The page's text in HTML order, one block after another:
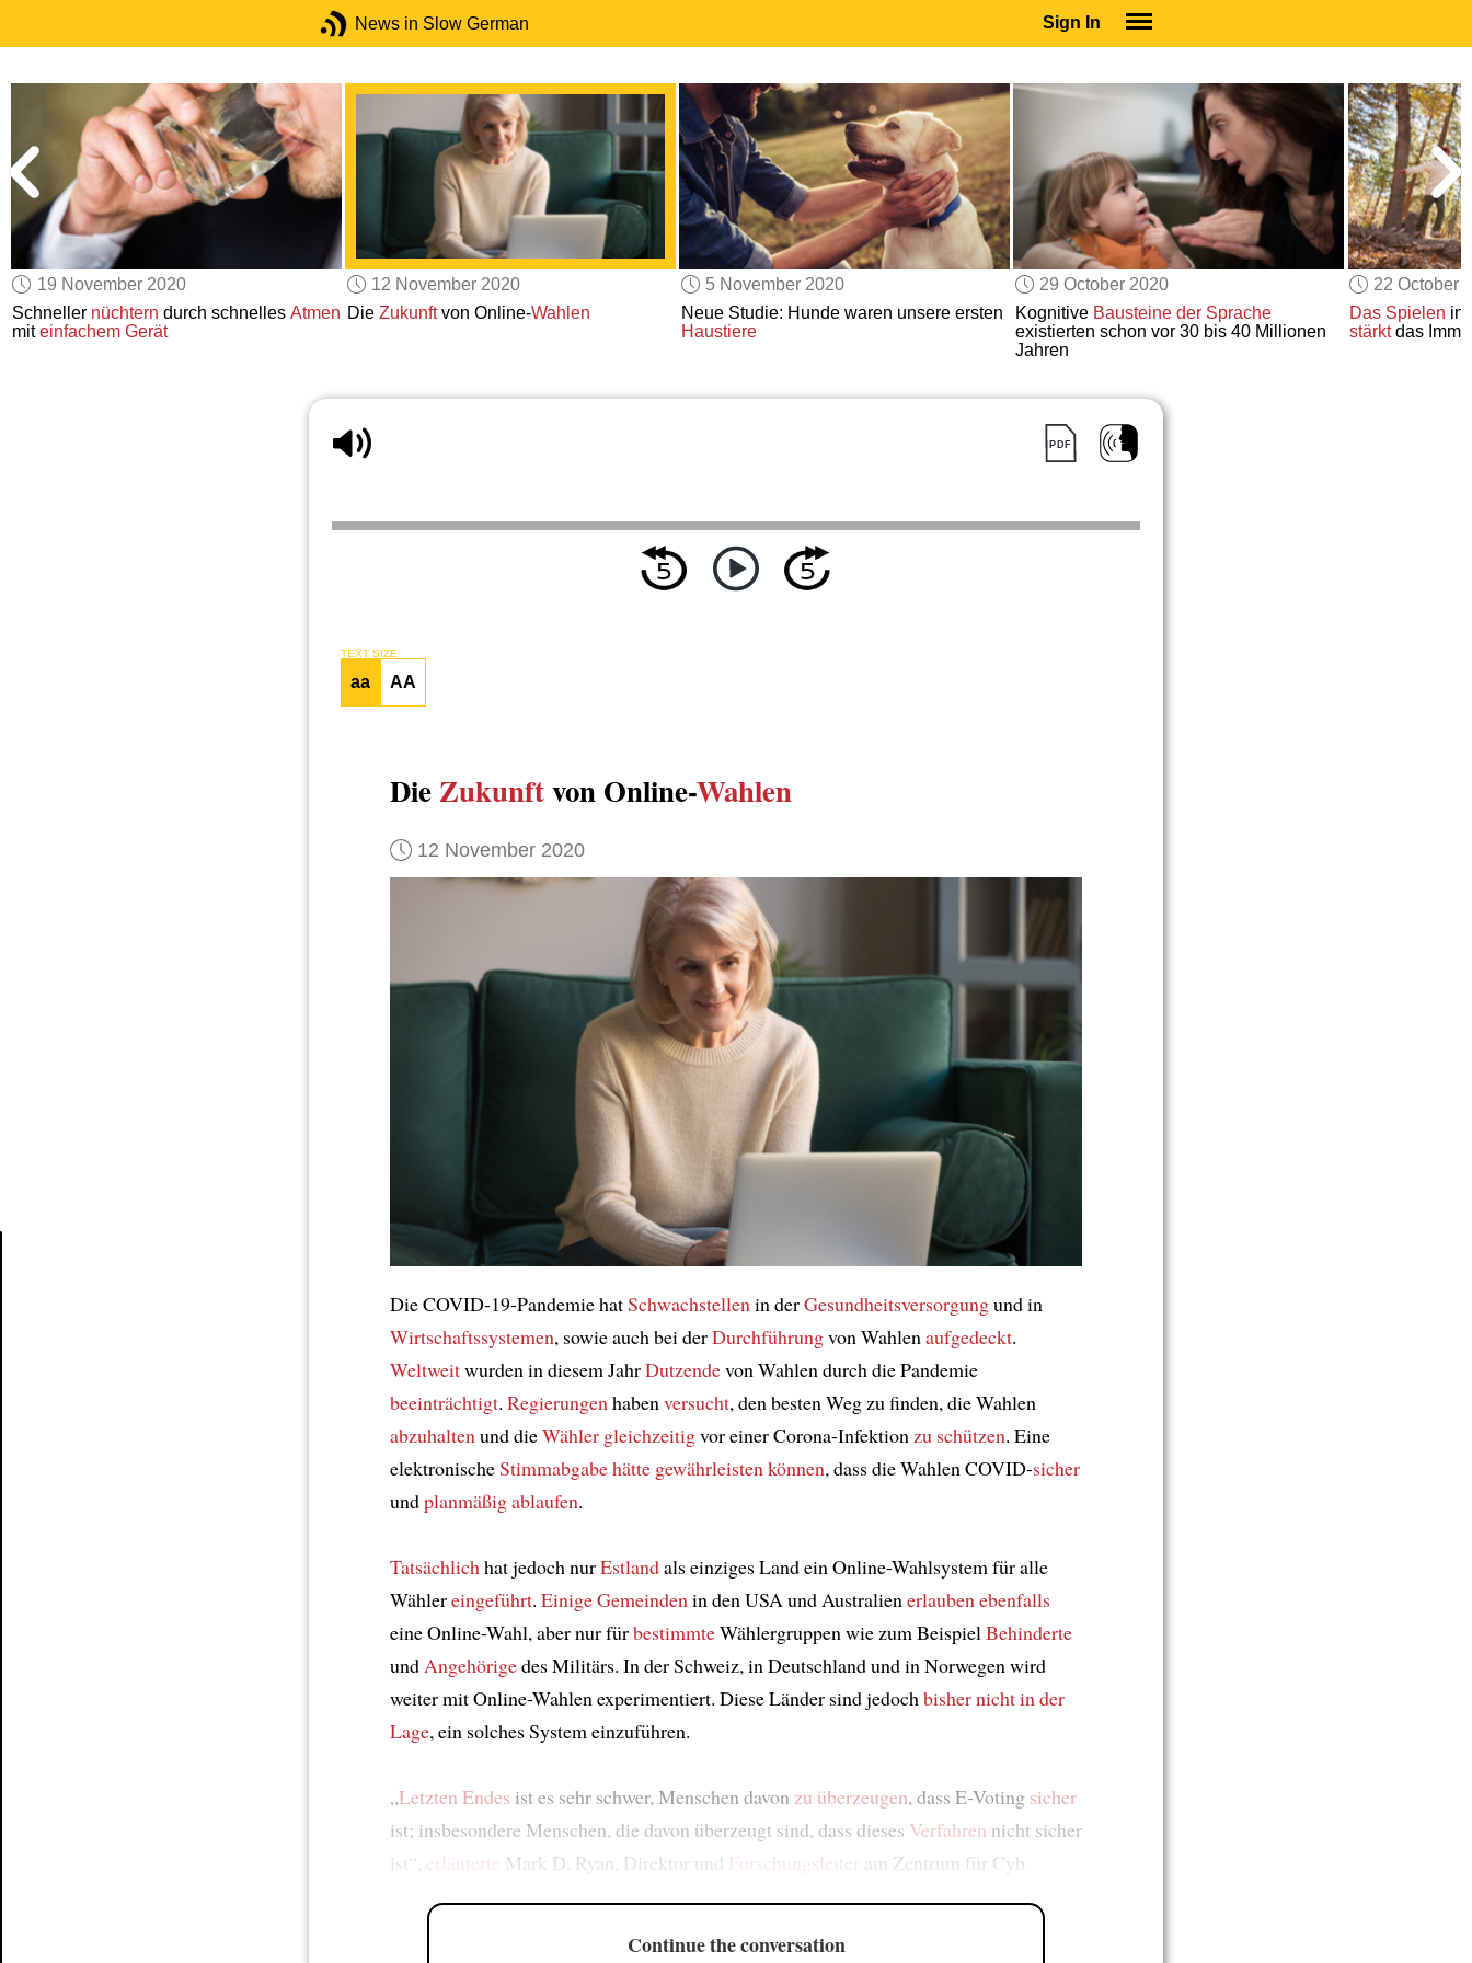
News in Slow German Sign In
SUBSCRIBE
EDUCATIONAL LICENSES
GIFT CARDS
OTHER LANGUAGES
ABOUT US
ALEXA
ADJUST COLORS
19 November 2020
Schneller nüchtern durch schnellesAtmen
miteinfachem Gerät
12 November 2020
Die Zukunftvon Online-Wahlen
5 November 2020
Neue Studie: Hunde waren unsere ersten
Haustiere
29 October 2020
Kognitive Bausteine der Sprache
existierten schon vor 30 bis 40 Millionen
Jahren
22 October
Das Spielen in
stärktdas
TEXT SIZE
aa AA
DieZukunftvon Online-Wahlen
12 November 2020
Die COVID-19-Pandemie hatSchwachstellenin derGesundheitsversorgungund in
Wirtschaftssystemen, sowie auch bei derDurchführungvon Wahlenaufgedeckt.
Weltweitwurden in diesem JahrDutzendevon Wahlen durch die Pandemie
beeinträchtigt. Regierungenhabenversucht, den besten Weg zu finden, die Wahlen
abzuhaltenund dieWähler gleichzeitigvor einer Corona-Infektionzu schützen. Eine
elektronischeStimmabgabehätte gewährleisten können, dass die Wahlen COVID-sicher
undplanmäßigablaufen.
Tatsächlichhat jedoch nurEstlandals einziges Land ein Online-Wahlsystem für alle
Wählereingeführt. Einige Gemeindenin den USA und Australienerlaubenebenfalls
eine Online-Wahl, aber nur fürbestimmteWählergruppen wie zum BeispielBehinderte
undAngehörigedes Militärs. In der Schweiz, in Deutschland und in Norwegen wird
weiter mit Online-Wahlen experimentiert. Diese Länder sind jedochbishernicht in der
Lage, ein solches System einzuführen.
„Letzten Endes ist es sehr schwer, Menschen davon zu überzeugen, dass E-Voting sicher
ist; insbesondere Menschen, die davon überzeugt sind, dass dieses Verfahren nicht sicher
ist“,
erläuterte Mark D. Ryan, Direktor und Forschungsleiter am Zentrum für Cyb
Continue the conversation